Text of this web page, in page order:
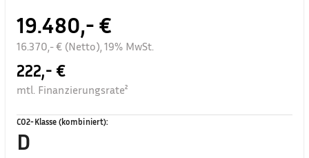
19.480,- €
16.370,- € (Netto), 19% MwSt.
222,- €
mtl. Finanzierungsrate²
CO2-Klasse (kombiniert):
D